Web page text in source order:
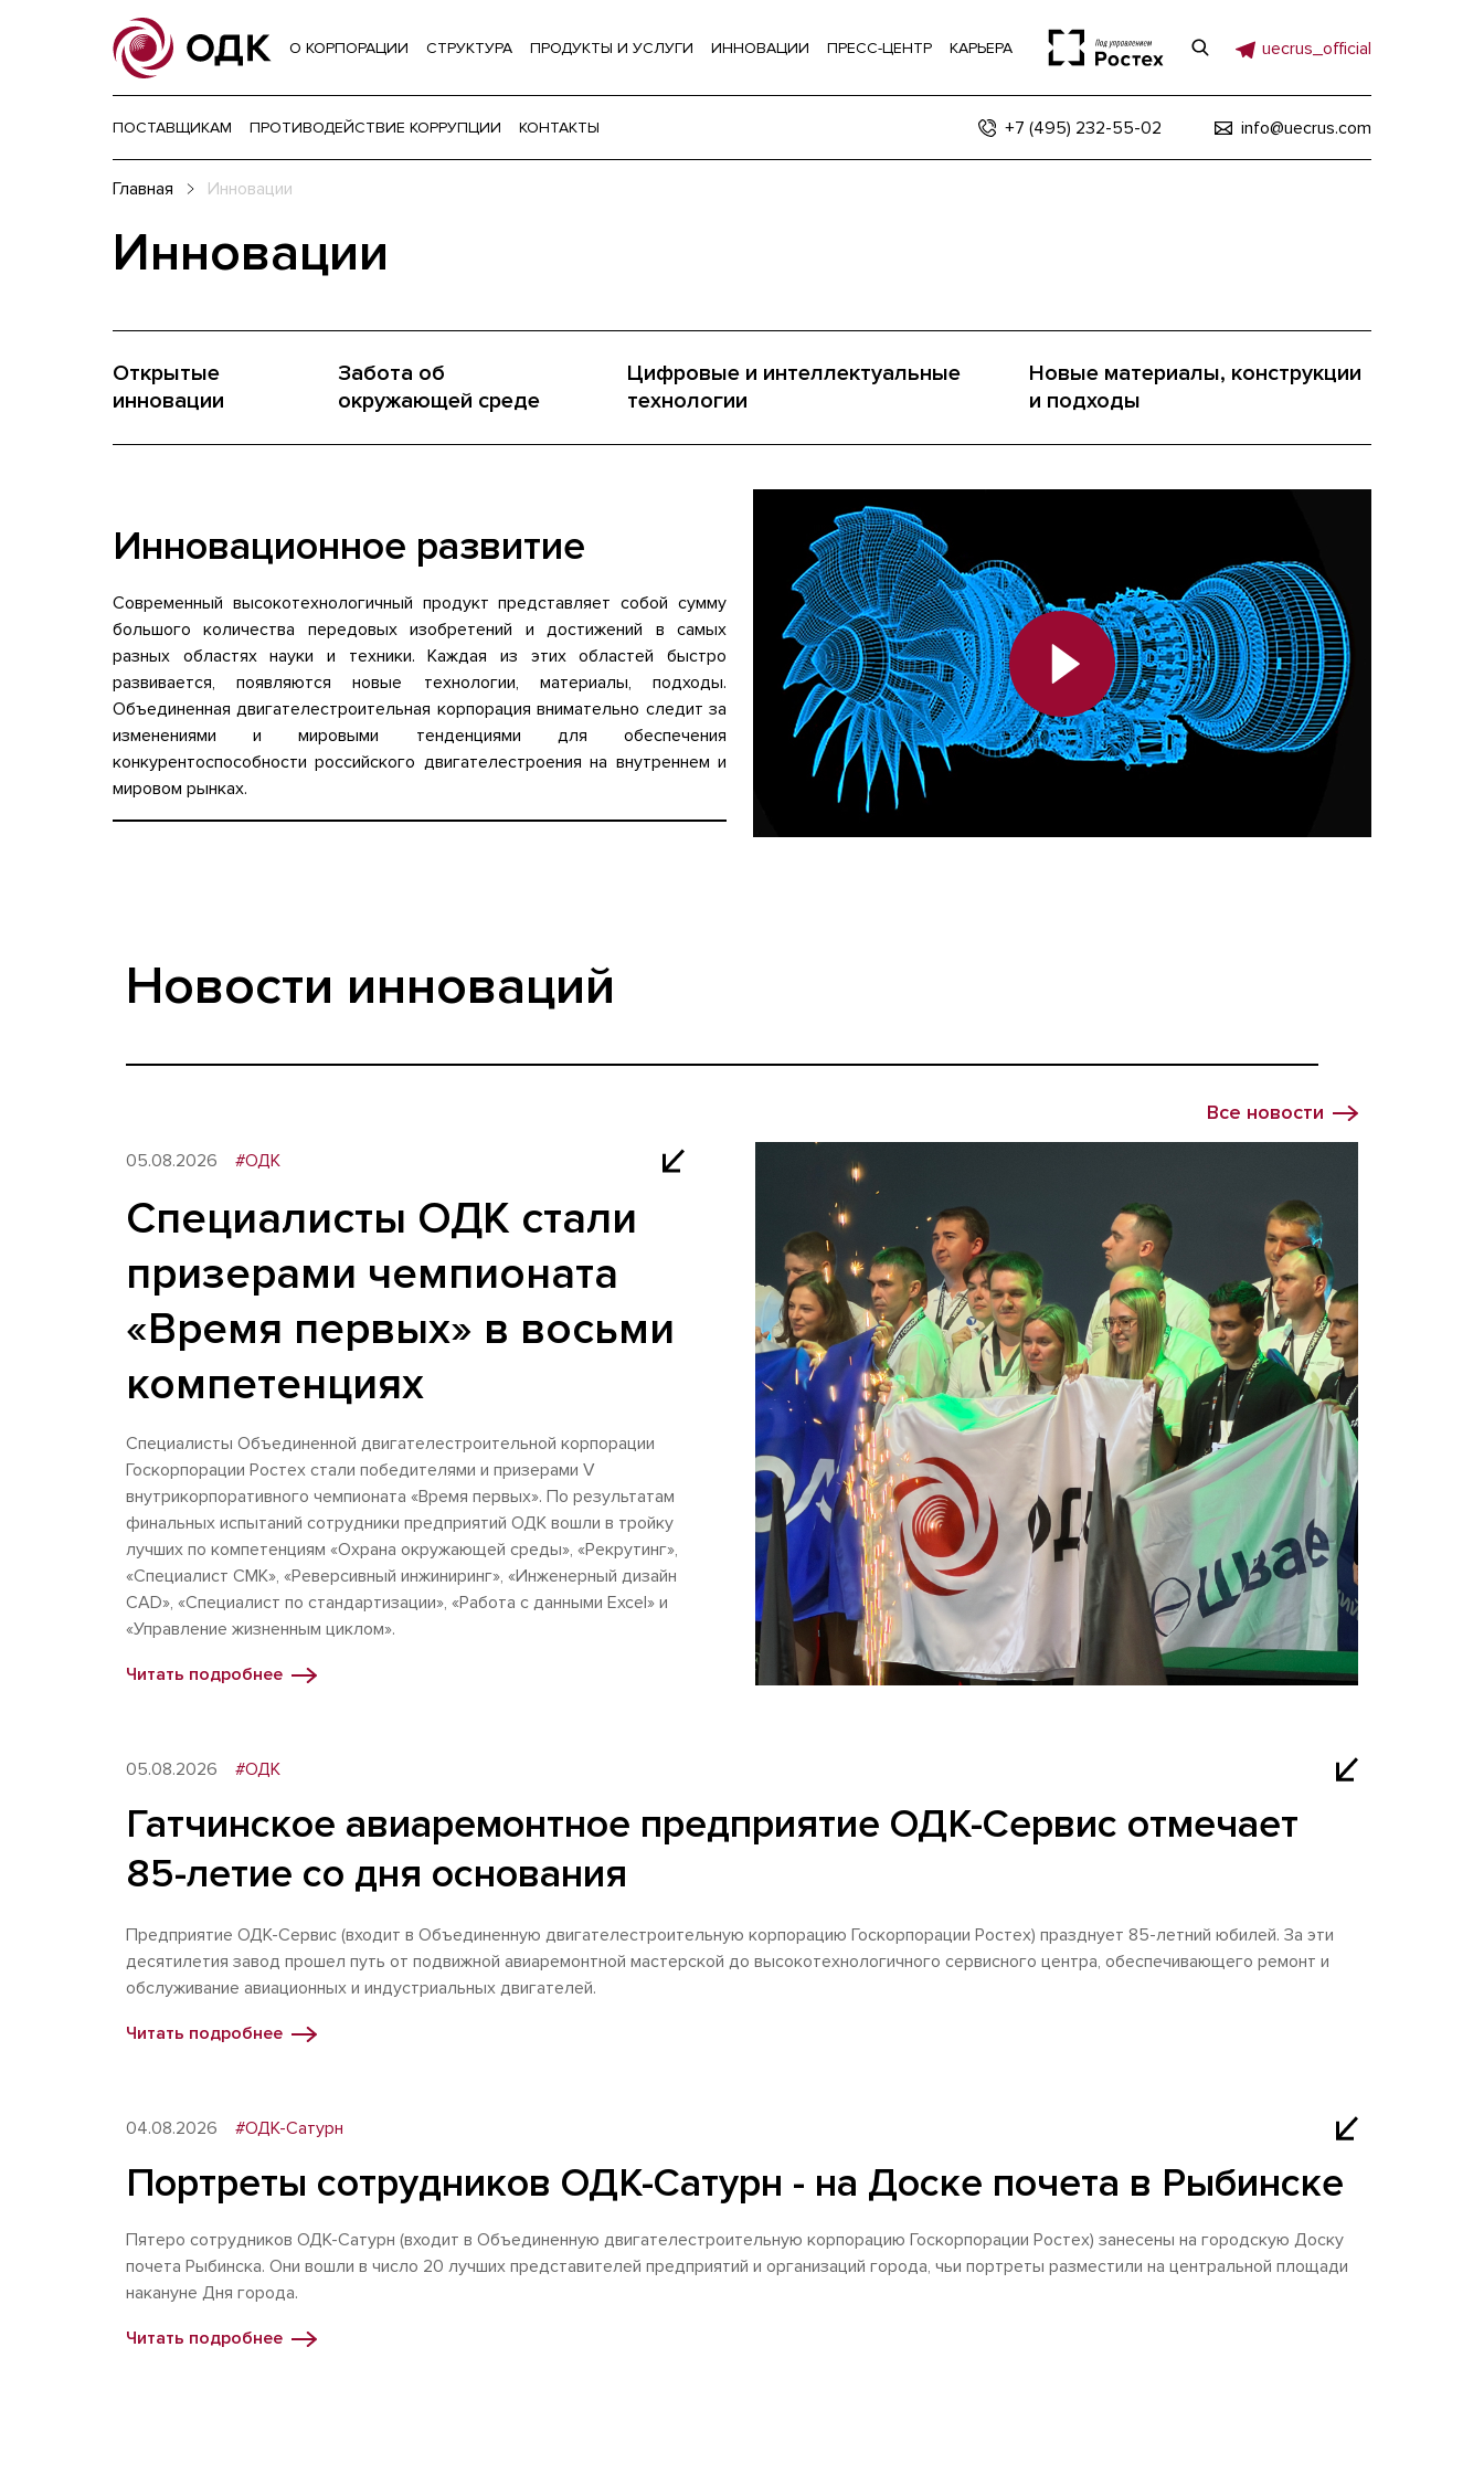
О КОРПОРАЦИИ СТРУКТУРА ПРОДУКТЫ И УСЛУГИ ИННОВАЦИИ ПРЕСС-ЦЕНТР КАРЬЕРА uecrus_official
ПОСТАВЩИКАМ ПРОТИВОДЕЙСТВИЕ КОРРУПЦИИ КОНТАКТЫ +7 (495) 232-55-02 info@uecrus.com
Главная Инновации
Инновации
Открытые
инновации
Забота об
окружающей среде
Цифровые и интеллектуальные
технологии
Новые материалы, конструкции
и подходы
Инновационное развитие
Современный высокотехнологичный продукт представляет собой сумму
большого количества передовых изобретений и достижений в самых
разных областях науки и техники. Каждая из этих областей быстро
развивается, появляются новые технологии, материалы, подходы.
Объединенная двигателестроительная корпорация внимательно следит за
изменениями и мировыми тенденциями для обеспечения
конкурентоспособности российского двигателестроения на внутреннем и
мировом рынках.
Новости инноваций
Все новости
05.08.2026 #ОДК
Специалисты ОДК стали
призерами чемпионата
«Время первых» в восьми
компетенциях
Специалисты Объединенной двигателестроительной корпорации
Госкорпорации Ростех стали победителями и призерами V
внутрикорпоративного чемпионата «Время первых». По результатам
финальных испытаний сотрудники предприятий ОДК вошли в тройку
лучших по компетенциям «Охрана окружающей среды», «Рекрутинг»,
«Специалист СМК», «Реверсивный инжиниринг», «Инженерный дизайн
CAD», «Специалист по стандартизации», «Работа с данными Excel» и
«Управление жизненным циклом».
Читать подробнее
05.08.2026 #ОДК
Гатчинское авиаремонтное предприятие ОДК-Сервис отмечает
85-летие со дня основания
Предприятие ОДК-Сервис (входит в Объединенную двигателестроительную корпорацию Госкорпорации Ростех) празднует 85-летний юбилей. За эти
десятилетия завод прошел путь от подвижной авиаремонтной мастерской до высокотехнологичного сервисного центра, обеспечивающего ремонт и
обслуживание авиационных и индустриальных двигателей.
Читать подробнее
04.08.2026 #ОДК-Сатурн
Портреты сотрудников ОДК-Сатурн - на Доске почета в Рыбинске
Пятеро сотрудников ОДК-Сатурн (входит в Объединенную двигателестроительную корпорацию Госкорпорации Ростех) занесены на городскую Доску
почета Рыбинска. Они вошли в число 20 лучших представителей предприятий и организаций города, чьи портреты разместили на центральной площади
накануне Дня города.
Читать подробнее